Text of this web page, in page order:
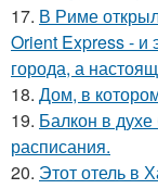
17. В Риме
Orient Express - и
города, а
18. Дом, в
19. Балкон в
расписания.
20. Этот отель в